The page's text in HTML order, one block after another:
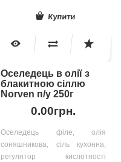
Купити
Оселедець в олії з
блакитною сіллю
Norven п/у 250г
0.00грн.
Оселедець філе, олія
соняшникова, сіль кухонна,
регулятор кислотності